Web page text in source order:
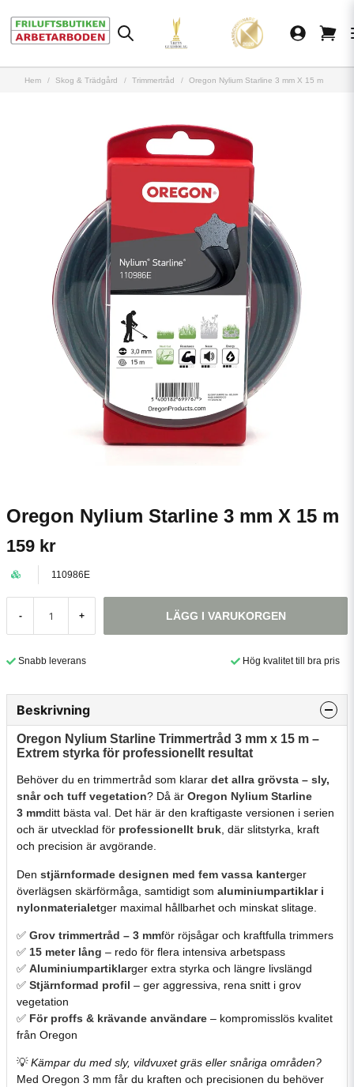
Hem Skog & Trädgård Trimmertråd Oregon Nylium Starline 3 mm X 15 m
Oregon Nylium Starline 3 mm X 15 m
159 kr
110986E
- + LÄGG I VARUKORGEN
Snabb leverans Hög kvalitet till bra pris
Beskrivning
Oregon Nylium Starline Trimmertråd 3 mm x 15 m –
Extrem styrka för professionellt resultat
Behöver du en trimmertråd som klarar det allra grövsta – sly,
snåroch tuff vegetation? Då är Oregon Nylium Starline
3 mmditt bästa val. Det här är den kraftigaste versionen i serien
och är utvecklad för professionellt bruk, där slitstyrka, kraft
och precision är avgörande.
Den stjärnformade designen med fem vassa kanterger
överlägsen skärförmåga, samtidigt som aluminiumpartiklar i
nylonmaterialetger maximal hållbarhet och minskat slitage.
✅ Grov trimmertråd – 3 mmför röjsågar och kraftfulla trimmers
✅ 15 meter lång – redo för flera intensiva arbetspass
✅ Aluminiumpartiklarger extra styrka och längre livslängd
✅ Stjärnformad profil – ger aggressiva, rena snitt i grov
vegetation
✅ För proffs & krävande användare – kompromisslös kvalitet
från Oregon
💡Kämpar du med sly, vildvuxetgräs eller snåriga områden?
Med Oregon 3 mm får du kraften och precisionen du behöver